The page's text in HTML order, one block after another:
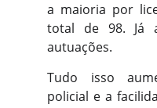
a maioria por
total de 98. Já
autuações.
Tudo isso
policial e a